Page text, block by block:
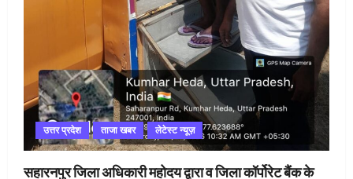
उत्तर प्रदेश ताजा खबर लेटेस्ट न्यूज़
सहारनपुर जिला अधिकारी महोदय द्वारा व जिला कॉर्पोरेट बैंक के